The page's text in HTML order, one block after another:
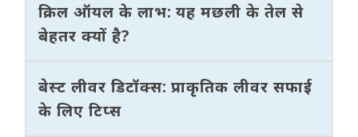
क्रिल ऑयल के लाभ: यह मछली के तेल से
बेहतर क्यों है?
बेस्ट लीवर डिटॉक्स: प्राकृतिक लीवर सफाई
के लिए टिप्स